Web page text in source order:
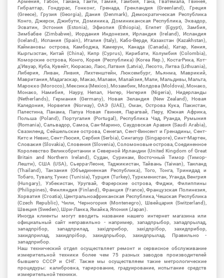
Армения, Габон, Гайана, Гаити, Гамия, Гамбия, Гана, Гватемала, Гвинея,
Гибралтар, Гондурас, Гонконг, Гренада, Гренландия (Greenland), Греция
(Greece), Грузия (Georgia), Дания (Denmark), Демократическая Республика
Конго, Джерси, Джибути, Доминика, Доминиканская Республика, Эквадор,
Эсватин, Эстония (Estonia), Эфиопия (Ethiopia), Египет (Egypt), Замбия,
Зимбабве (Zimbabwe), Иордания Индонезия, Ирландия (Ireland), Исландия
(Iceland), Испания (Spain), Италия (Italy), Кабо-Верде, Казахстан (Kazakhstan),
Каймановы острова, Камбоджа, Камерун, Канада (Canada), Катар, Кения,
Кыргызстан, Китай (China), Кипр (Cyprus), Кирибати, Колумбия (Colombia),
Коморские острова, Конго, Корея (Республика) (Korea Rep.), Коста-Рика, Кот-
д'Ивуар, Куба, Кувейт, Кюрасао, Лаос, Латвия (Latvia), Лесото, Литва (Lithuania),
Либерия, Ливан, Ливия, Лихтенштейн, Люксембург, Мьянма, Маврикий,
Мавритания, Мадагаскар, Макао, Малави, Малайзия, Мали, Мальдивы, Мальта,
Марокко (Morocco), Мексика (Mexico), Мозамбик, Молдова (Moldova), Монако,
Монако, Намибия, Науру, Непал, Нигер, Нигерия (Nigeria), Нидерланды
(Netherlands), Германия (Germany), Новая Зеландия (New Zealand), Новая
Каледония, Норвегия (Norway), ОАЭ (UAE), Оман, Острова Кука, Пакистан,
Палестина, Панама, Папуа Новая Гвинея, Парагвай, Перу, Южная Африка,
Польша (Poland), Португалия (Portugal), Республика Чад, Руанда, Румыния
(Romania), Сальвадор, Самоа, Сан-Марино, Саудовская Аравия (Saudi Arabia),
Свазиленд, Сейшельские острова, Сенегал, Сент-Винсент и Гренадины, Сент-
Китс и Невис, Сент-Люсия, Сербия (Serbia), Сингапур (Singapore), Синт-Мартен,
Словакия (Slovakia), Словения (Slovenia), Соломоновые острова, Соединенное
Королевство Великобритании и Северной Ирландии (United Kingdom of Great
Britain and Northern Ireland), Судан, Суринам, Восточный Тимор (Тимор-
Лешти), США (USA), Сьерра-Леоне, Таджикистан, Тайвань (Taiwan), Таиланд
(Thailand), Танзания (Объединенная Республика), Того, Тонга, Тринидад и
Тобаго, Тувалу, Тунис (Tunisia), Турция (Turkey), Туркменистан, Уганда, Венгрия
(Hungary), Узбекистан, Уругвай, Фарерские острова, Фиджи, Филиппины
(Philippines), Финляндия (Finland), Франция (France), Французская Полинезия,
Хорватия (Croatia), Центральноафриканская Республика, Чешская Республика
(Czech Republic), Чили, Черногория (Montenegro), Швейцария (Switzerland),
Швеция (Sweden), Шри-Ланка, Ямайка, Япония (Japan).
Иногда клиенты могут вводить название нашего интернет магазина или
официальный сайт неправильно - например, западпрыбор, западпрылад,
западпрібор, западприлад, західприбор, західпрібор, захидприбор,
захидприлад, захидпрібор, захидпрыбор, захидпрылад. Правильно -
западприбор.
Наш технический отдел осуществляет ремонт и сервисное обслуживание
измерительной техники более чем 75 разных заводов производителей
бывшего СССР и СНГ. Также мы осуществляем такие метрологические
процедуры: калибровка, тарирование, градуирование, испытание средств
измерительной техники.